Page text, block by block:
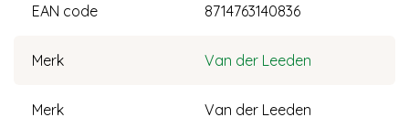
EAN code 8714763140836
Merk Van der Leeden
Merk Van der Leeden